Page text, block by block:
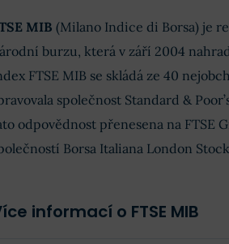
MIB (Milano Indice di Borsa) je
burzu, která v září 2004
FTSE MIB se skládá ze 40
společnost Standard &
odpovědnost přenesena na FTSE
Borsa Italiana London
informací o FTSE MIB